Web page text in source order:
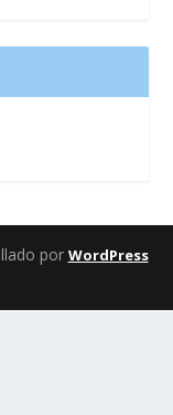
por WordPress